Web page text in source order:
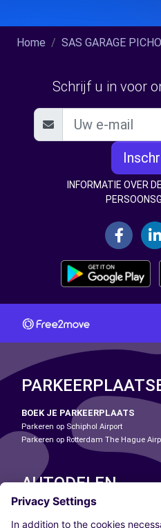
Home SAS GARAGE
Schrijf u in voor
INFORMATIE OVER
BOEK JE PARKEERPLAATS
Parkeren op Schiphol Airport
Parkeren op Rotterdam The Hague
AUTODELEN
ONZE STEDEN
Paris